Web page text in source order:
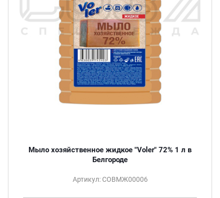
Мыло хозяйственное жидкое "Voler" 72% 1 л в
Белгороде
Артикул: СОВМЖ00006